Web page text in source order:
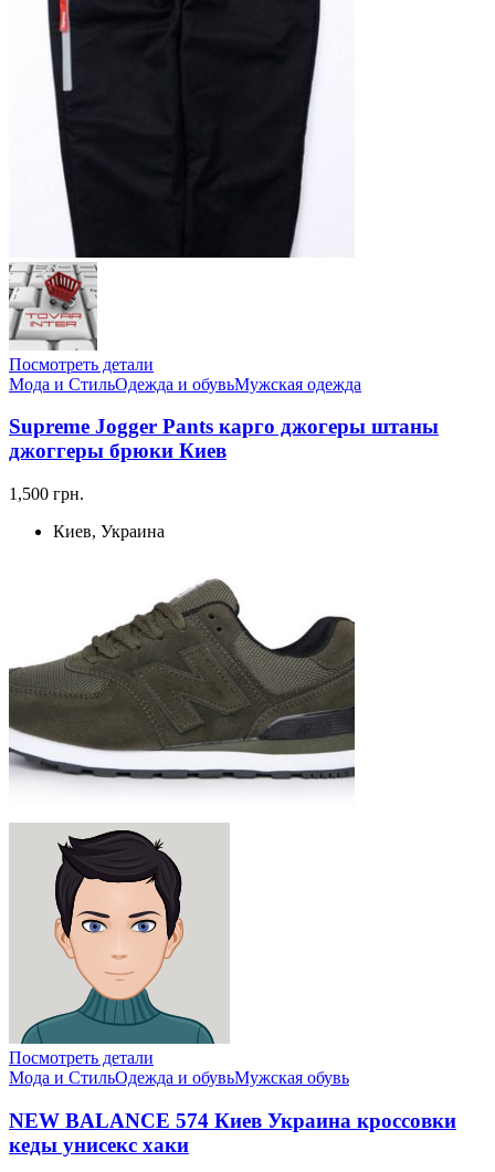
Посмотреть детали
Мода и СтильОдежда и обувьМужская одежда
Supreme Jogger Pants карго джогеры штаны
джоггеры брюки Киев
1,500 грн.
Киев, Украина
Посмотреть детали
Мода и СтильОдежда и обувьМужская обувь
NEW BALANCE 574 Киев Украина кроссовки
кеды унисекс хаки